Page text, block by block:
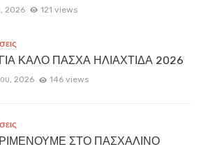
2026 121 views
ΚΑΛΟ ΠΑΣΧΑ ΗΛΙΑΧΤΙΔΑ 2026
2026 146 views
ΣΤΟ ΠΑΣΧΑΛΙΝΟ